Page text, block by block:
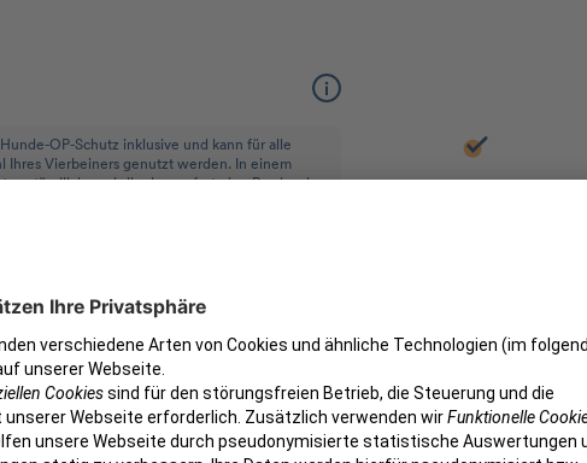
OP-Schutz inklusive und kann für alle
Ihres Vierbeiners genutzt werden. In einem
unabdingbar, sofort eine Praxis oder
übernimmt petolo die OP-Kosten
100%